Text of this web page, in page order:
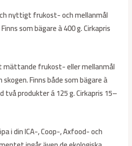
nyttigt frukost- och mellanmål
som bägare à 400 g. Cirkapris
mättande frukost- eller mellanmål
Finns både som bägare à
två produkter á 125 g. Cirkapris 15–
i din ICA-, Coop-, Axfood- och